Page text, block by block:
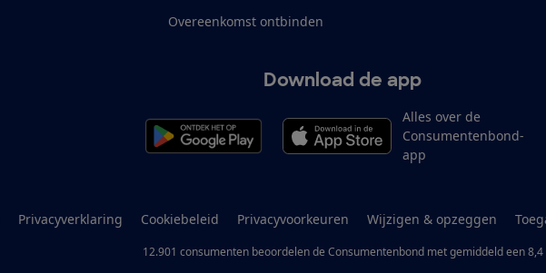
Overeenkomst ontbinden
Download de app
Alles over de
Consumentenbond-
app
Privacyverklaring Cookiebeleid Privacyvoorkeuren Wijzigen & opzeggen
12.901 consumenten beoordelen de Consumentenbondmet gemiddeld een 8,4